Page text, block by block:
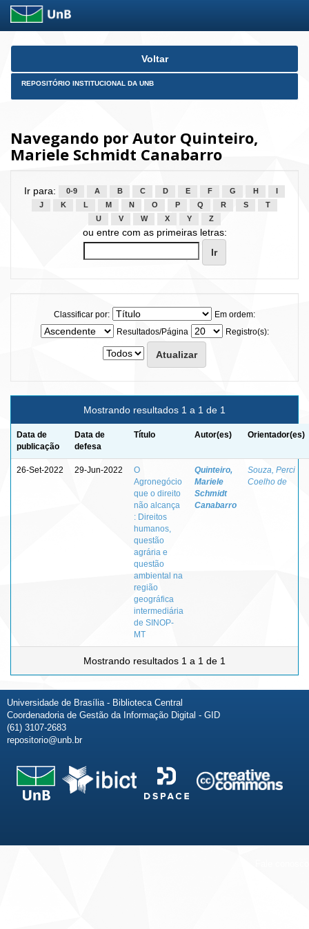
Skip
Voltar
REPOSITÓRIO INSTITUCIONAL DA UNB
Navegando por Autor Quinteiro,
Mariele Schmidt Canabarro
Ir para: 0-9 A B C D E F G H
J
K L M N O P Q R S
T
U
V W X Y Z
ou entre com as primeiras letras:
Classificar por:
Em ordem:
Resultados/Página
Registro(s):
Mostrando resultados 1 a 1 de 1
Data de
publicação
Data de
defesa
Título Autor(es) Orientador(es)
26-Set-2022 29-Jun-2022
O
Agronegócio
que o direito
não alcança
: Direitos
humanos,
questão
agrária e
questão
ambiental na
região
geográfica
intermediária
de SINOP-
MT
Quinteiro,
Mariele
Schmidt
Canabarro
Souza, Perci
Coelho de
Mostrando resultados 1 a 1 de 1
Universidade de Brasília - Biblioteca Central
Coordenadoria de Gestão da Informação Digital - GID
(61) 3107-2683
repositorio@unb.br